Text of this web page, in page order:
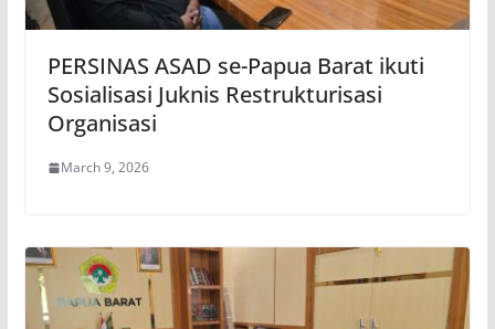
PERSINAS ASAD se-Papua Barat ikuti
Sosialisasi Juknis Restrukturisasi
Organisasi
March 9, 2026